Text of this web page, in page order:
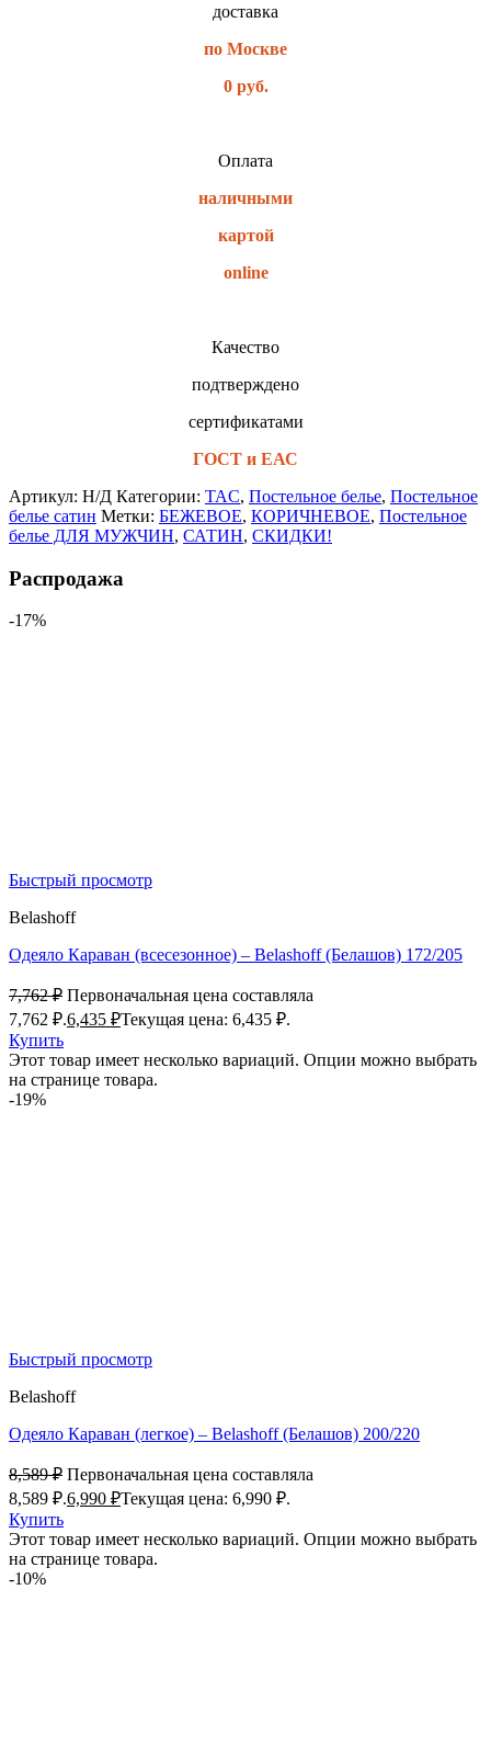
доставка
по Москве
0 руб.
Оплата
наличными
картой
online
Качество
подтверждено
сертификатами
ГОСТ и ЕАС
Артикул: Н/Д Категории: TAC, Постельное белье, Постельное
белье сатин Метки: БЕЖЕВОЕ, КОРИЧНЕВОЕ, Постельное
белье ДЛЯ МУЖЧИН, САТИН, СКИДКИ!
Распродажа
-17%
Быстрый просмотр
Belashoff
Одеяло Караван (всесезонное) – Belashoff (Белашов) 172/205
7,762₽ Первоначальная цена составляла
7,762 ₽.6,435 ₽Текущая цена: 6,435 ₽.
Купить
Этот товар имеет несколько вариаций. Опции можно выбрать
на странице товара.
-19%
Быстрый просмотр
Belashoff
Одеяло Караван (легкое) – Belashoff (Белашов) 200/220
8,589₽ Первоначальная цена составляла
8,589 ₽.6,990 ₽Текущая цена: 6,990 ₽.
Купить
Этот товар имеет несколько вариаций. Опции можно выбрать
на странице товара.
-10%